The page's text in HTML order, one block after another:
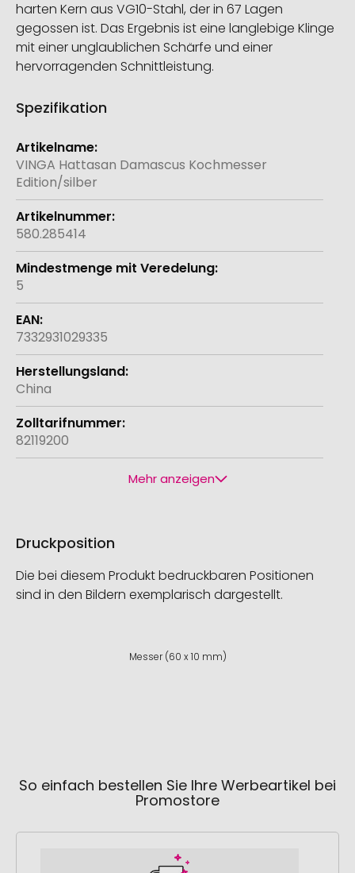
harten Kern aus VG10-Stahl, der in 67 Lagen
gegossen ist. Das Ergebnis ist eine langlebige Klinge
mit einer unglaublichen Schärfe und einer
hervorragenden Schnittleistung.
Spezifikation
Weitere
Informationen
VINGA Hattasan Damascus Kochmesser
Edition/silber
580.285414
5
7332931029335
China
82119200
Mehr anzeigen
Druckposition
Die bei diesem Produkt bedruckbaren Positionen
sind in den Bildern exemplarisch dargestellt.
Messer (60 x 10 mm)
So einfach bestellen Sie Ihre Werbeartikel bei
Promostore